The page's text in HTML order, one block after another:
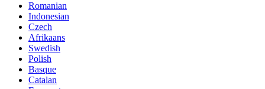
Romanian
Indonesian
Czech
Afrikaans
Swedish
Polish
Basque
Catalan